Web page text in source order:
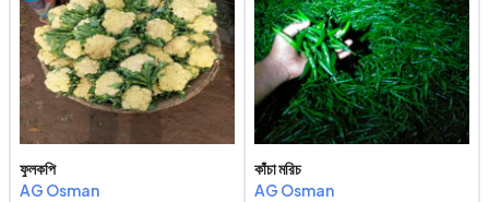
ফুলকপি
AG Osman
কাঁচা মরিচ
AG Osman